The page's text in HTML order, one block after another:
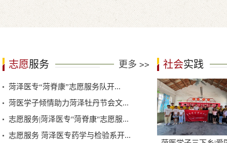
志愿服务 更多 >>
菏泽医专“菏脊康”志愿服务队开...
菏医学子倾情助力菏泽牡丹节会文...
志愿服务|菏泽医专"菏脊康"志愿服...
志愿服务 菏泽医专药学与检验系开...
社会实践